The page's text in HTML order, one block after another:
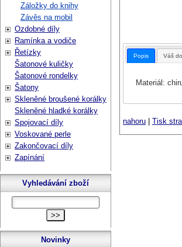
Popis Váš
Materiál:
nahoru Tisk
Záložky do knihy
Závěs na mobil
Ozdobné díly
Ramínka a vodiče
Řetízky
Šatonové kuličky
Šatonové rondelky
Šatony
Skleněné broušené korálky
Skleněné hladké korálky
Spojovací díly
Voskované perle
Zakončovací díly
Zapínání
Vyhledávání zboží
Novinky